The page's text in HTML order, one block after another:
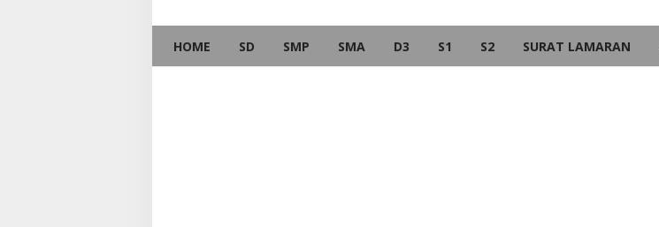
HOME SD SMP SMA D3 S1 S2 SURAT LAMARAN